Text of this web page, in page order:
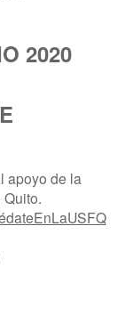
2020
apoyo de la